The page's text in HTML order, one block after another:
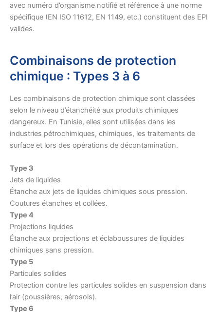
avec numéro d’organisme notifié et référence à une norme
spécifique (EN ISO 11612, EN 1149, etc.) constituent des EPI
valides.
Combinaisons de protection
chimique : Types 3 à 6
Les combinaisons de protection chimique sont classées
selon le niveau d’étanchéité aux produits chimiques
dangereux. En Tunisie, elles sont utilisées dans les
industries pétrochimiques, chimiques, les traitements de
surface et lors des opérations de décontamination.
Type 3
Jets de liquides
Étanche aux jets de liquides chimiques sous pression.
Coutures étanches et collées.
Type 4
Projections liquides
Étanche aux projections et éclaboussures de liquides
chimiques sans pression.
Type 5
Particules solides
Protection contre les particules solides en suspension dans
l’air (poussières, aérosols).
Type 6